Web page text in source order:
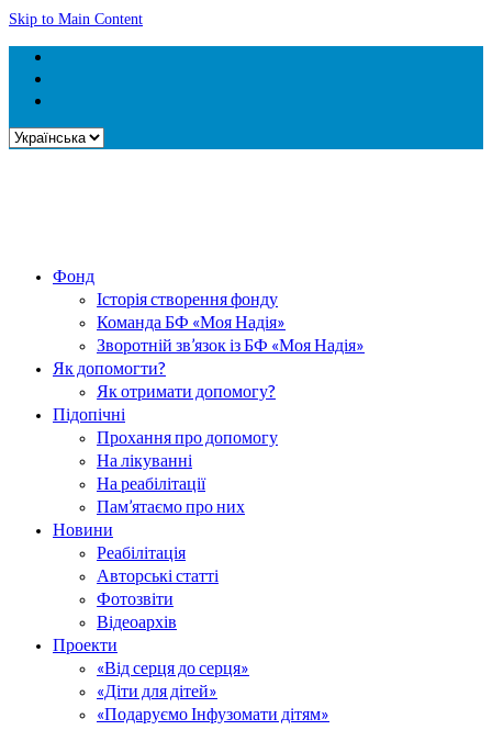
Skip to Main Content
Вибрати
Фонд
Історія створення фонду
Команда БФ «Моя Надія»
Зворотній зв’язок із БФ «Моя Надія»
Як допомогти?
Як отримати допомогу?
Підопічні
Прохання про допомогу
На лікуванні
На реабілітації
Пам’ятаємо про них
Новини
Реабілітація
Авторські статті
Фотозвіти
Відеоархів
Проекти
«Від серця до серця»
«Діти для дітей»
«Подаруємо Інфузомати дітям»